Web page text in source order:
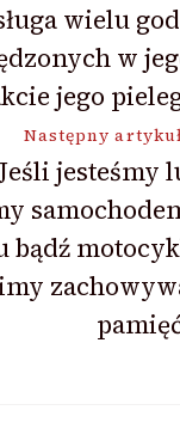
wielu
w
jego
Następny artykuł
Jeśli jesteśmy
bądź